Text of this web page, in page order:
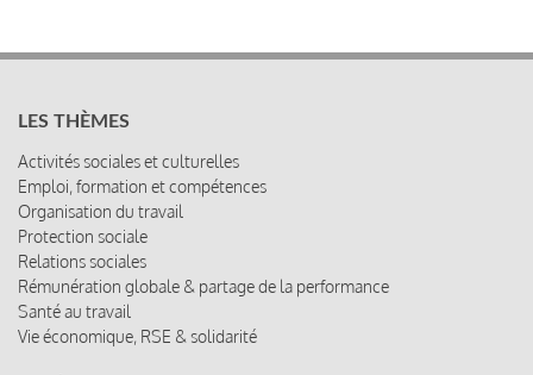
LES THÈMES
Activités sociales et culturelles
Emploi, formation et compétences
Organisation du travail
Protection sociale
Relations sociales
Rémunération globale & partage de la performance
Santé au travail
Vie économique, RSE & solidarité